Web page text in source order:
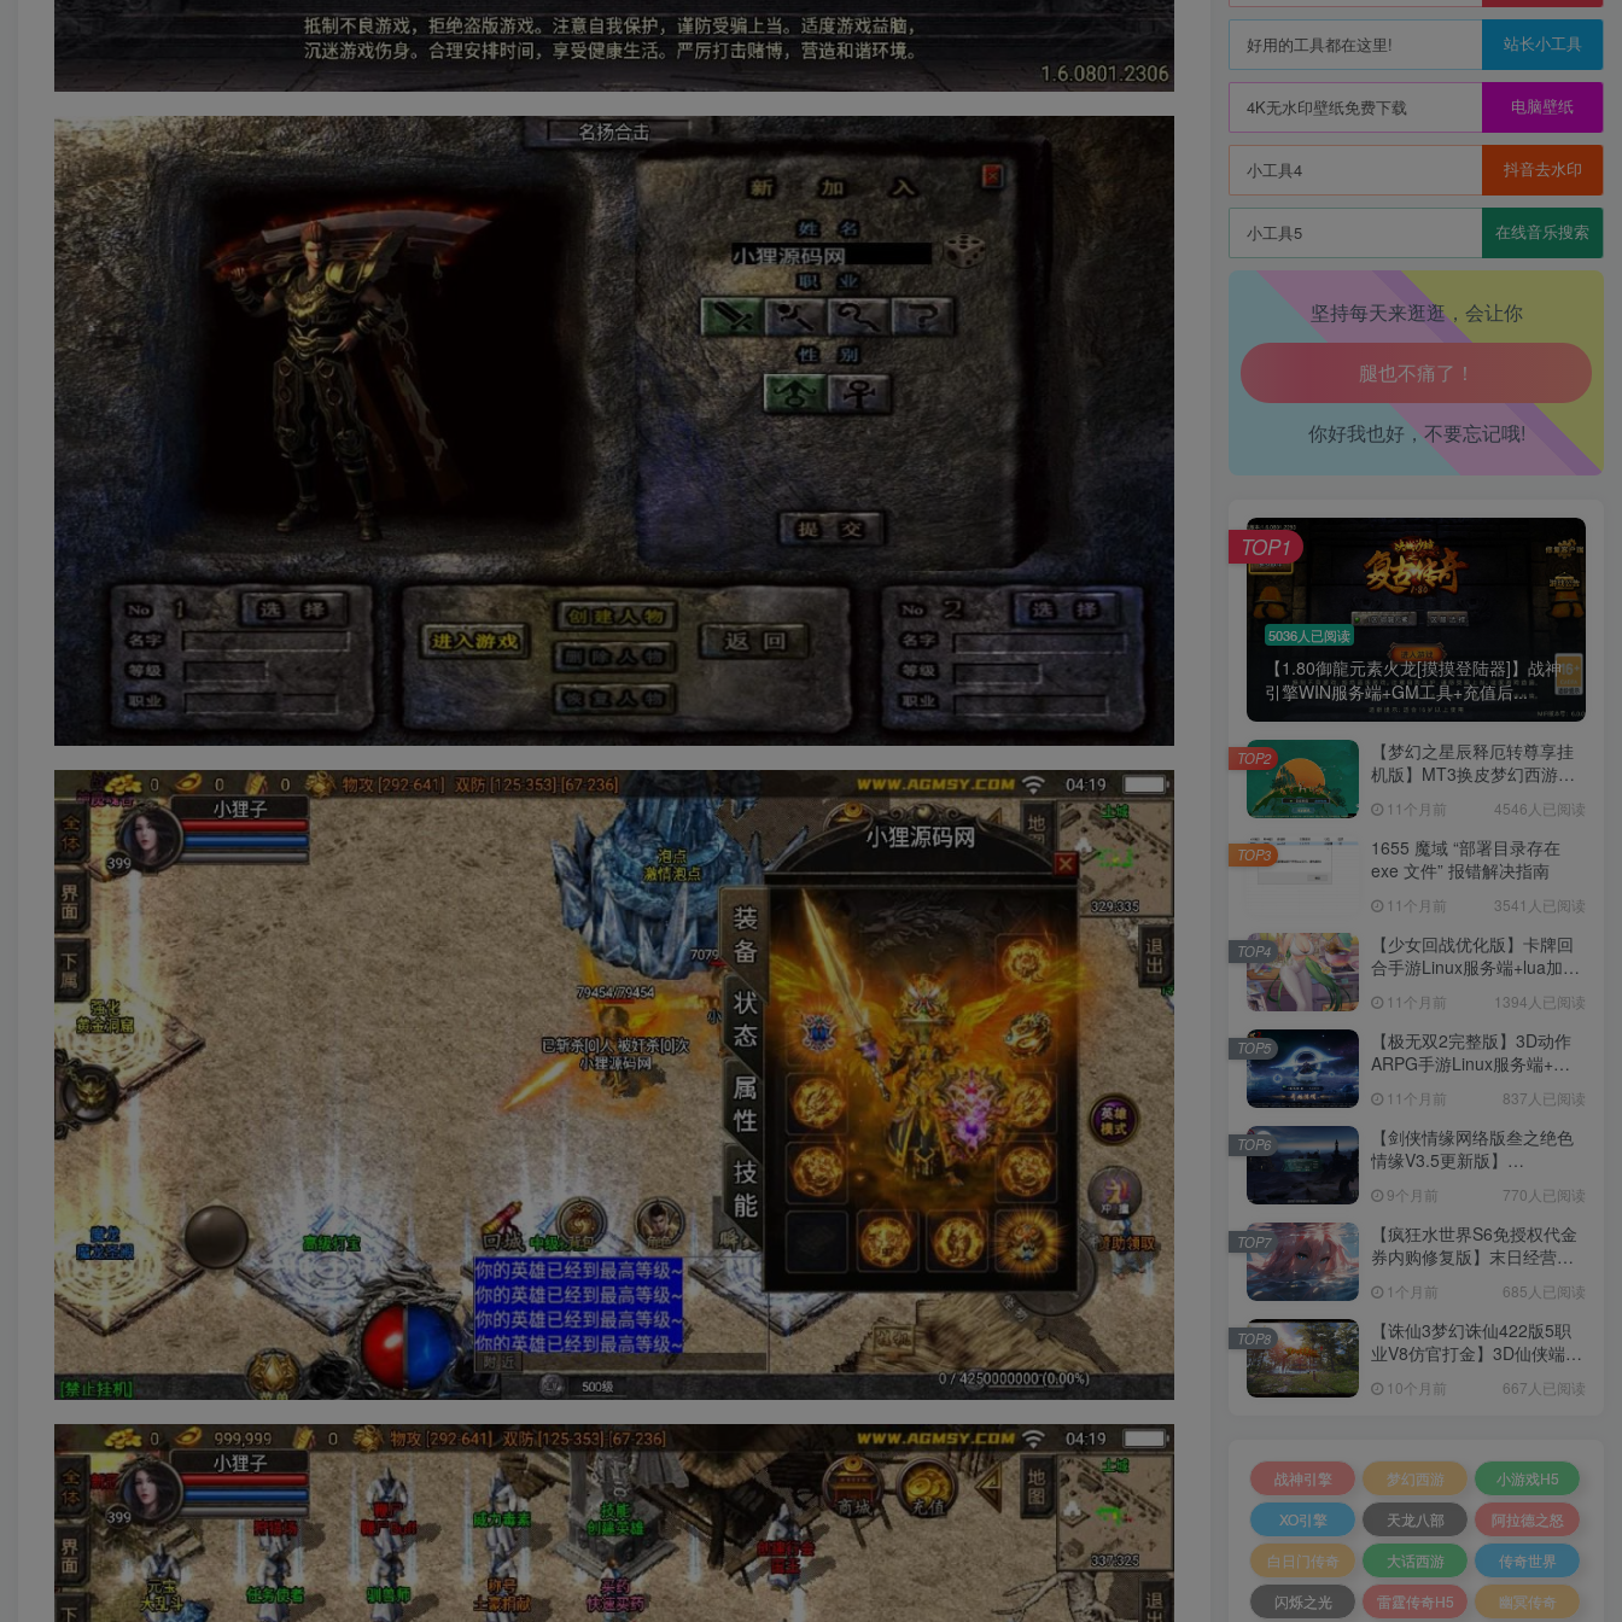
好用的工具都在这里! 站长小工具
4K无水印壁纸免费下载 电脑壁纸
小工具4 抖音去水印
小工具5 在线音乐搜索
坚持每天来逛逛，会让你
生活也美好了！
心情也舒畅了！
腰也不酸了！
工作也轻松了！
你好我也好，不要忘记哦!
5036人已阅读
【1.80御龍元素火龙[摸摸登陆器]】战神
引擎WIN服务端+GM工具+充值后...
TOP1
【梦幻之星辰释厄转尊享挂
机版】MT3换皮梦幻西游
+源码+架设教程
11个月前 4546人已阅读
TOP2
1655 魔域 “部署目录存在
exe 文件” 报错解决指南
11个月前 3541人已阅读
TOP3
【少女回战优化版】卡牌回
合手游Linux服务端+lua加解
权后台+安卓+架设教程
11个月前 1394人已阅读
TOP4
【极无双2完整版】3D动作
ARPG手游Linux服务端+全
+加解密工具+GM授权后台
+安卓+架设教程
11个月前 837人已阅读
TOP5
【剑侠情缘网络版叁之绝色
情缘V3.5更新版】
端+GM指令+PC客户端+架设
教程
9个月前 770人已阅读
TOP6
【疯狂水世界S6免授权代金
券内购修复版】末日经营生
工具+管理后台+CDK授权后
台+安卓+架设教程
1个月前 685人已阅读
TOP7
【诛仙3梦幻诛仙422版5职
业V8仿官打金】3D仙侠端游
工具+PC客户端+架设教程
10个月前 667人已阅读
TOP8
战神引擎 梦幻西游
小游戏H5
XO引擎
天龙八部
阿拉德之怒
白日门传奇
大话西游
传奇世界
闪烁之光
雷霆传奇H5 幽冥传奇